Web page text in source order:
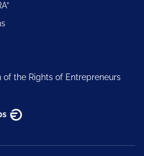
the Rights of Entrepreneurs